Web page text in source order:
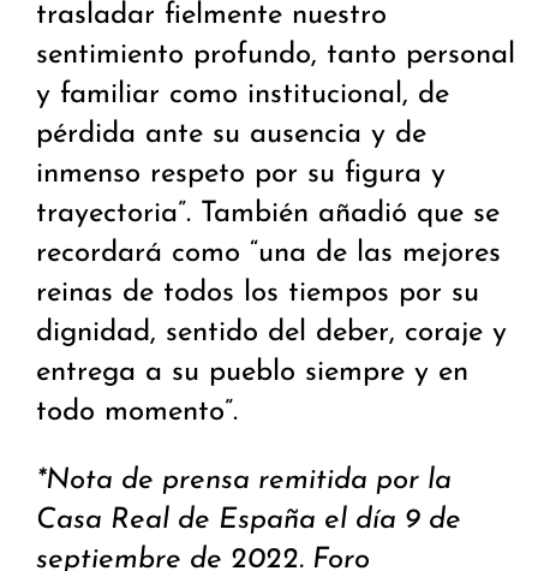
trasladar fielmente nuestro
sentimiento profundo, tanto personal
y familiar como institucional, de
pérdida ante su ausencia y de
inmenso respeto por su figura y
trayectoria”. También añadió que se
recordará como “una de las mejores
reinas de todos los tiempos por su
dignidad, sentido del deber, coraje y
entrega a su pueblo siempre y en
todo momento”.
*Nota de prensa remitida por la
Casa Real de España el día 9 de
septiembre de 2022. Foro